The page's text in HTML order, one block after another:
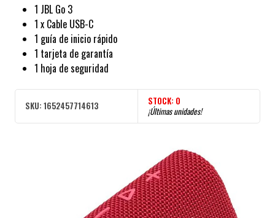
1 JBL Go 3
1 x Cable USB-C
1 guía de inicio rápido
1 tarjeta de garantía
1 hoja de seguridad
SKU: 1652457714613 STOCK: 0
¡Últimas unidades!